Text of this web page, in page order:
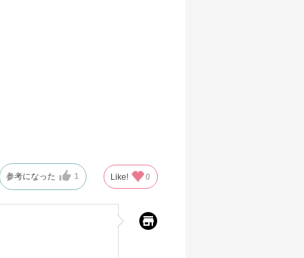
参考になった 1 Like! 0